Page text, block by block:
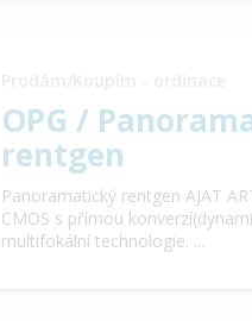
OPG /
rentgen
Panoramatický rentgen AJAT
CMOS s přímou
multifokální technologie. ...